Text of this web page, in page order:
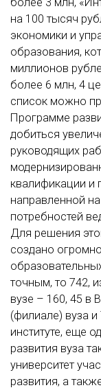
на 100 тысяч
экономики и
образования,
миллионов
более 6 млн, 4
список можно
Программе
добиться
руководящих
квалификации и
направленной
потребностей
Для решения
создано
точным, то 742,
вузе – 160, 45 в
(филиале) вуза
институте, еще
развития вуза
университет
развития, а